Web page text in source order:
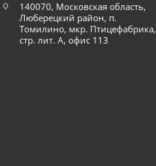
140070, Московская область,
Люберецкий район, п.
Томилино, мкр. Птицефабрика,
стр. лит. А, офис 113